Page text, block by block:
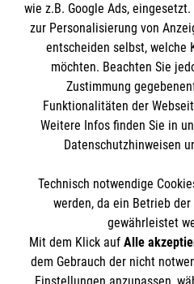
Datenschutz
Barrierefreiheit
Kontakt
Die Malteser
Malteserorden
Malteser Jugend
Malteser International
So finden Sie uns
Grupenstraße 4
30159 Hannover
Telefon:0221 98220
E-Mail:
Soziale Netzwerke
Der Malteser Hilfsdienst e.V.
wie z.B. Google Ads,
zur Personalisierung von
entscheiden selbst, welche
möchten. Beachten Sie
Zustimmung
Funktionalitäten der
Weitere Infos finden Sie in
Datenschutzhinweisen
Technisch notwendige
werden, da ein Betrieb
gewährleistet
Mit dem Klick auf Alle
dem Gebrauch der nicht